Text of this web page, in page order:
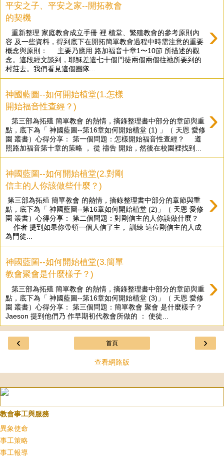
平安之子、平安之家--開拓教會
的契機
›
重新整理 家庭教會成立手冊 裡 植堂、繁殖教會的參考原則內
容 及一些資料，得到底下在開拓簡單教會過程中時需注意的重要
概念與原則： 主要乃應用 路加福音十章1〜10節 所描述的觀
念。這段經文談到，耶穌差遣七十個門徒兩個兩個往祂所要到的
村莊去。我們看見這個團隊...
神國藍圖--如何開始植堂(1.怎樣
開始福音性查經？)
›
第三部為拓殖 簡單教會 的熱情，摘錄整理書中部分的章節與重
點，底下為「 神國藍圖--第16章如何開始植堂 (1) 」（ 天恩 愛修
園 叢書）心得分享： 第一個問題：怎樣開始福音性查經？ 遵
照路加福音第十章的策略 ， 從 禱告 開始，然後在校園裡找到...
神國藍圖--如何開始植堂(2.對剛
信主的人你該做些什麼？)
›
第三部為拓殖 簡單教會 的熱情，摘錄整理書中部分的章節與重
點，底下為「 神國藍圖--第16章如何開始植堂 (2)」（ 天恩 愛修
園 叢書）心得分享： 第二個問題：對剛信主的人你該做什麼？
作者 提到如果你帶領一個人信了主， 訓練 這位剛信主的人成
為門徒...
神國藍圖--如何開始植堂(3.簡單
教會聚會是什麼樣子？)
›
第三部為拓殖 簡單教會 的熱情，摘錄整理書中部分的章節與重
點，底下為「 神國藍圖--第16章如何開始植堂 (3)」（ 天恩 愛修
園 叢書）心得分享： 第三個問題：簡單教會 聚會 是什麼樣子？
Jaeson 提到他們乃 作早期初代教會所做的 ： 使徒...
‹ ›
首頁
查看網路版
教會事工與服務
異象使命
事工策略
事工報導